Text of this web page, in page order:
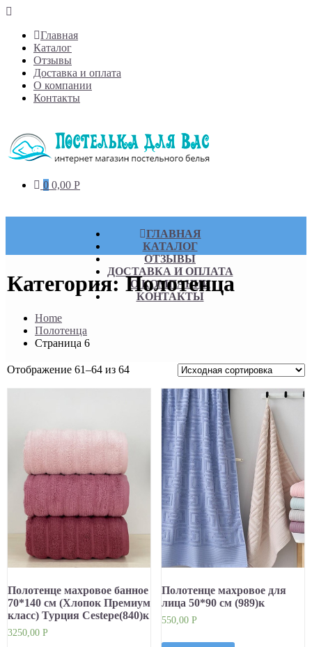
Skip
content Главная
Каталог
Отзывы
Доставка и оплата
О компании
Контакты
0 0,00 Р
ГЛАВНАЯ
КАТАЛОГ
ОТЗЫВЫ
ДОСТАВКА И ОПЛАТА
О КОМПАНИИ
КОНТАКТЫ
Категория:Полотенца
Home
Полотенца
Страница 6
Отображение 61–64 из 64
Полотенце махровое банное
70*140 см (Хлопок Премиум
класс) Турция Cestepe(840)к
3250,00 Р
Полотенце махровое для
лица 50*90 см (989)к
550,00 Р